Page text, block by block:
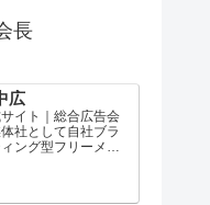
長
広
サイト｜総合広告会
社として自社ブラ
ング型フリーメデ